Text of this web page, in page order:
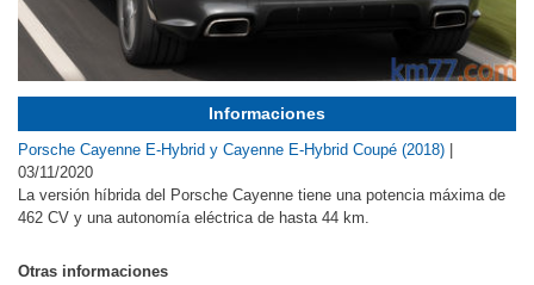
Informaciones
Porsche Cayenne E-Hybrid y Cayenne E-Hybrid Coupé (2018)
03/11/2020
La versión híbrida del Porsche Cayenne tiene una potencia máxima de
462 CV y una autonomía eléctrica de hasta 44 km.
Otras informaciones